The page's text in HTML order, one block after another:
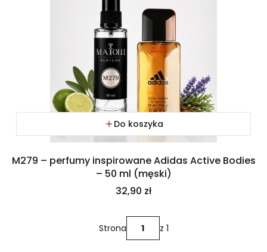
Do koszyka
M279 – perfumy inspirowane Adidas Active Bodies
– 50 ml (męski)
Cena
32,90 zł
Strona z 1